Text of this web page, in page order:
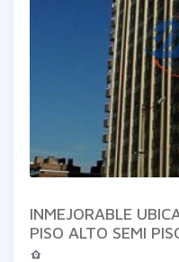
INMEJORABLE
PISO ALTO SEMI
AMPLIOS VARIAS